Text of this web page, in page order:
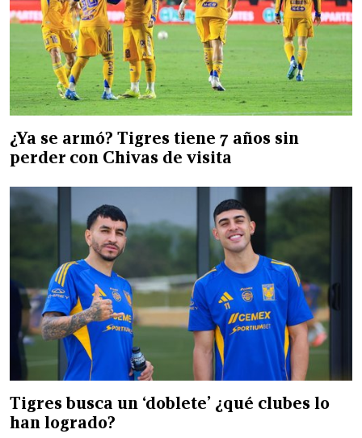
¿Ya se armó? Tigres tiene 7 años sin
perder con Chivas de visita
Tigres busca un ‘doblete’ ¿qué clubes lo
han logrado?